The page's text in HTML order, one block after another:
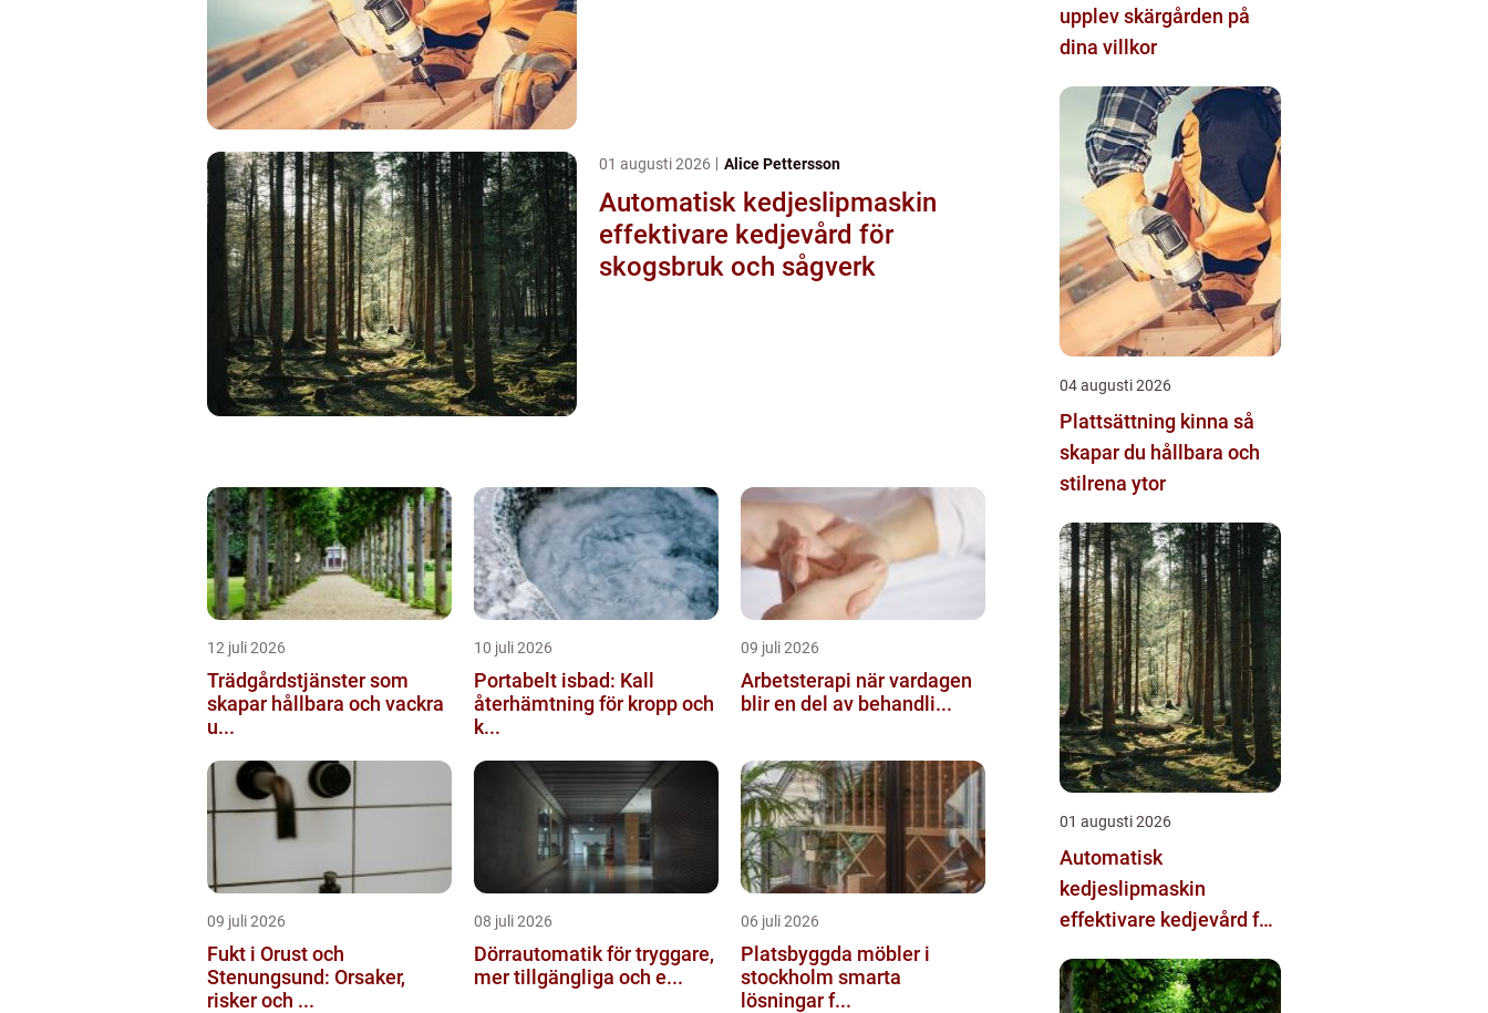
01 augusti 2026 Alice Pettersson
Automatisk kedjeslipmaskin
effektivare kedjevård för
skogsbruk och sågverk
12 juli 2026
Trädgårdstjänster som
skapar hållbara och vackra
u...
10 juli 2026
Portabelt isbad: Kall
återhämtning för kropp och
k...
09 juli 2026
Arbetsterapi när vardagen
blir en del av behandli...
09 juli 2026
Fukt i Orust och
Stenungsund: Orsaker,
risker och ...
08 juli 2026
Dörrautomatik för tryggare,
mer tillgängliga och e...
06 juli 2026
Platsbyggda möbler i
stockholm smarta
lösningar f...
upplev skärgården på
dina villkor
04 augusti 2026
Plattsättning kinna så
skapar du hållbara och
stilrena ytor
01 augusti 2026
Automatisk
kedjeslipmaskin
effektivare kedjevård för